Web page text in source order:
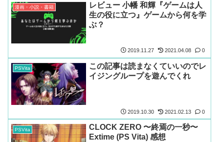
漫画・小説・書籍
レビュー 小幡 和輝『ゲームは人
生の役に立つ』ゲームから何を学
ぶ？
2019.11.27 2021.04.08 0
PSVita
この記事は読まなくていいのでレ
イジングループを遊んでくれ
2019.10.30 2021.02.13 0
PSVita
CLOCK ZERO 〜終焉の一秒〜
Extime (PS Vita) 感想